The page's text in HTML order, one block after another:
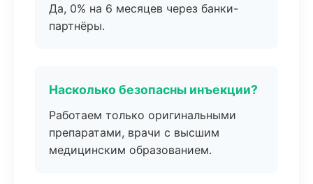
Да, 0% на 6 месяцев через банки-
партнёры.
Насколько безопасны инъекции?
Работаем только оригинальными
препаратами, врачи с высшим
медицинским образованием.